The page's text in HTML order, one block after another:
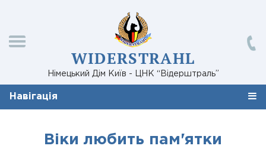
WIDERSTRAHL
Німецький Дім Київ - ЦНК “Відерштраль”
Навігація
Віки любить пам'ятки